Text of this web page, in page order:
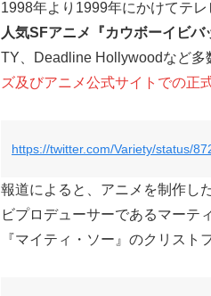
1998年より1999年にかけてテ
人気SFアニメ『カウボーイビ
TY、Deadline Hollywoodなど多
ズ及びアニメ公式サイトでの正
https://twitter.com/Variety/status/
報道によると、アニメを制作し
ビプロデューサーであるマーテ
『マイティ・ソー』のクリスト